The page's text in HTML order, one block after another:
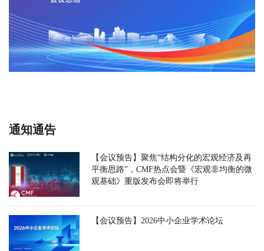
通知通告
【会议预告】聚焦“结构分化的宏观经济及再
平衡思路”，CMF热点会暨《宏观非均衡的微
观基础》重版发布会即将举行
【会议预告】2026中小企业学术论坛